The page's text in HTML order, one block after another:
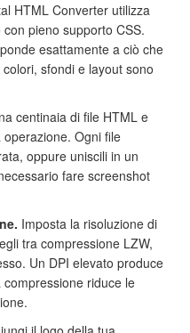
HTML Converter utilizza
pieno supporto CSS.
esattamente a ciò che
sfondi e layout sono
centinaia di file HTML e
operazione. Ogni file
oppure uniscili in un
fare screenshot
Imposta la risoluzione di
tra compressione LZW,
Un DPI elevato produce
riduce le